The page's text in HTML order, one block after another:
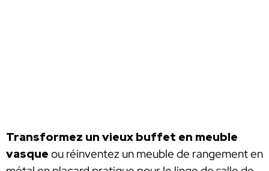
Transformez un vieux buffet en meuble
vasque ou réinventez un meuble de rangement en